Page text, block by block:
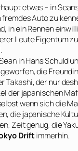
etwas – in
Auto zu
in ein Rennen
Leute Eigentum
in Hans Schuld
die
Takashi, der nur
der japanischen
wenn sich die
die japanische
Zeit genug, die
Driftimmerhin.